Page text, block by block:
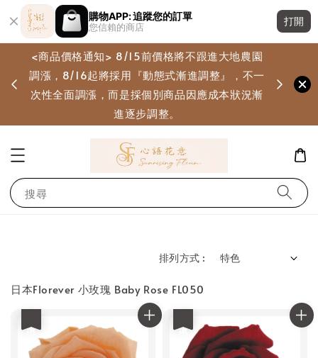
購物APP: 追蹤您的訂單
您信賴的商店
打開
<商品價格通知> 8/15前價格將不跟進大地農園
調漲，8/16起將採用『動態式漸進調整』，不一
次性全面調漲，而是採個別商品因應成本狀況漸
進逐步調整。
搜尋
排列方式 :
日本Florever 小玫瑰 Baby Rose FL050